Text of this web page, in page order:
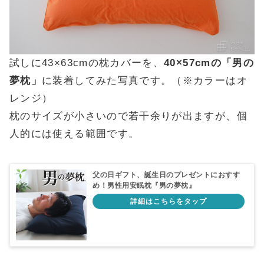
試しに43×63cmの枕カバーを、40×57cmの「男の
夢枕」 に装着してみた写真です。（※カラーはオ
レンジ）
枕のサイズが小さいので若干余りが出ますが、個
人的には使える範囲です。
父の日ギフト、誕生日のプレゼントにおすす
め！男性用安眠枕『男の夢枕』